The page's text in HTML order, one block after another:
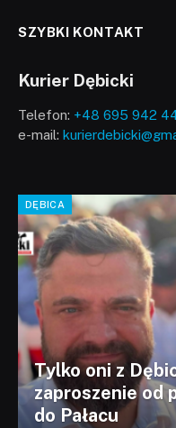
SZYBKI KONTAKT
Kurier Dębicki
Telefon: +48 695 942
e-mail:
DĘBICA
Tylko oni z
zaproszenie od
do Pałacu